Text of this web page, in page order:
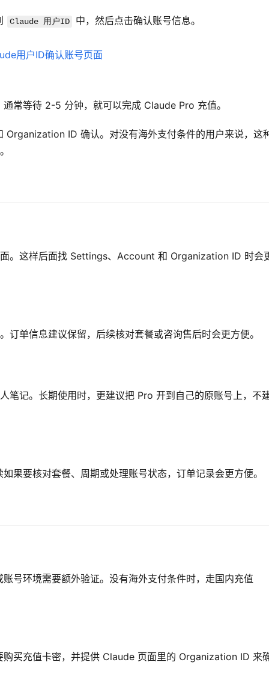
Claude 用户ID 中，然后点击确认账号信息。
常等待 2-5 分钟，就可以完成 Claude Pro 充值。
Organization ID 确认。对没有海外支付条件的用户来说，这
。这样后面找 Settings、Account 和 Organization ID 时会
单信息建议保留，后续核对套餐或咨询售后时会更方便。
笔记。长期使用时，更建议把 Pro 开到自己的原账号上，不
果要核对套餐、周期或处理账号状态，订单记录会更方便。
号环境需要额外验证。没有海外支付条件时，走国内充值
买充值卡密，并提供 Claude 页面里的 Organization ID 来